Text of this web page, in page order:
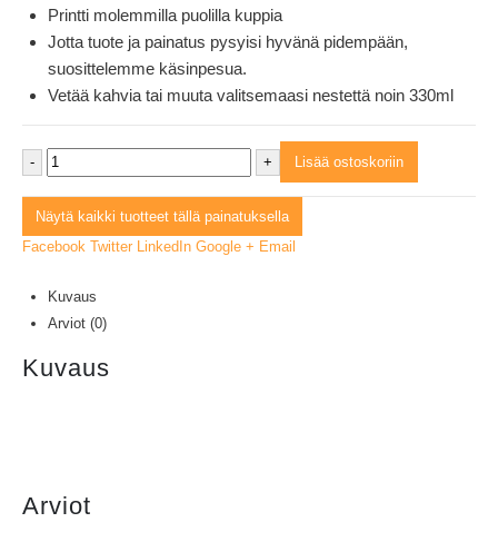
Printti molemmilla puolilla kuppia
Jotta tuote ja painatus pysyisi hyvänä pidempään,
suosittelemme käsinpesua.
Vetää kahvia tai muuta valitsemaasi nestettä noin 330ml
- + Lisää ostoskoriin
Näytä kaikki tuotteet tällä painatuksella
Facebook Twitter LinkedIn Google + Email
Kuvaus
Arviot (0)
Kuvaus
Arviot